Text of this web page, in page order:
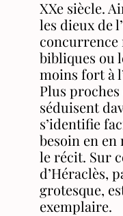
XXe siècle.
les dieux de
concurrence
bibliques ou
moins fort à
Plus
séduisent
s’identifie
besoin en
le récit. Sur
d’Héraclès,
grotesque,
exemplaire.